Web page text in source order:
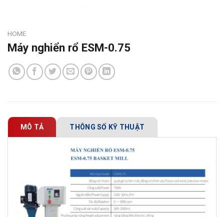
HOME
Máy nghiển rổ ESM-0.75
MÔ TẢ THÔNG SỐ KỸ THUẬT